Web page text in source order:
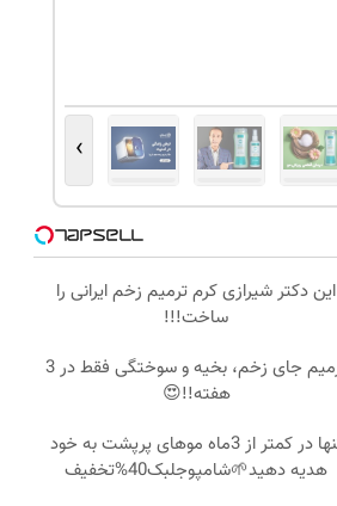
›
این دکتر شیرازی کرم ترمیم زخم ایرانی را
ساخت!!!
ترمیم جای زخم، بخیه و سوختگی فقط در 3
هفته!!😍
تنها در کمتر از 3ماه موهای پرپشت به خود
هدیه دهید🌱شامپوجلبک40%تخفیف